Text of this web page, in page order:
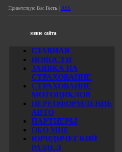
Приветствую Вас Гость | RSS
меню сайта
ГЛАВНАЯ
НОВОСТИ
ЗАЯВКА НА
СТРАХОВАНИЕ
СТРАХОВАНИЕ
МОТОЦИКЛОВ
ПЕРЕОФОРМЛЕНИЕ
АВТО
ПАРТНЕРЫ
ОБО МНЕ
ЮРИДИЧЕСКИЙ
РАЗДЕЛ